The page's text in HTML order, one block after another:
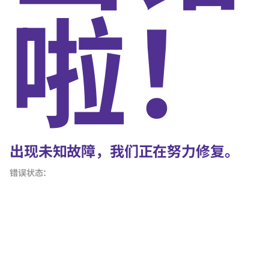
啦！
出现未知故障，我们正在努力修复。
错误状态：